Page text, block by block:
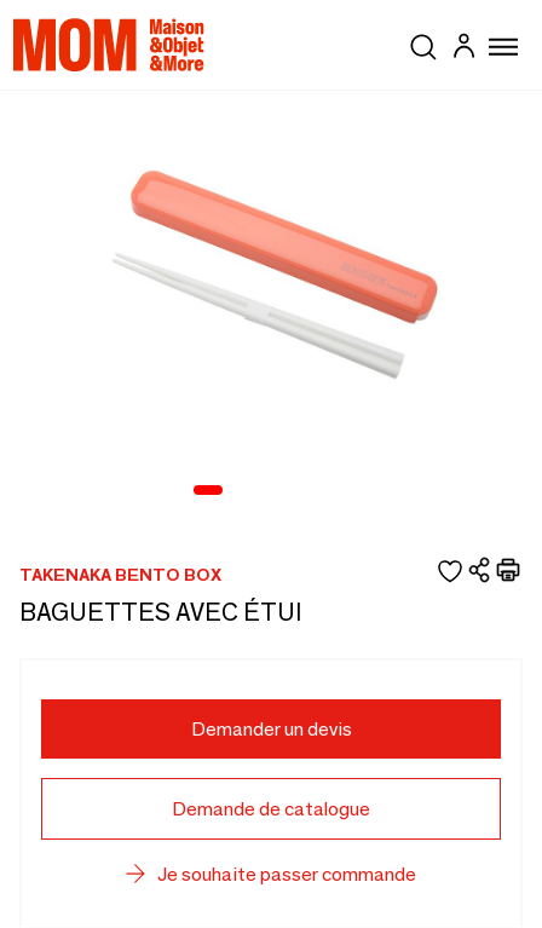
TAKENAKA BENTO BOX
BAGUETTES AVEC ÉTUI
Demander un devis
Demande de catalogue
Je souhaite passer commande